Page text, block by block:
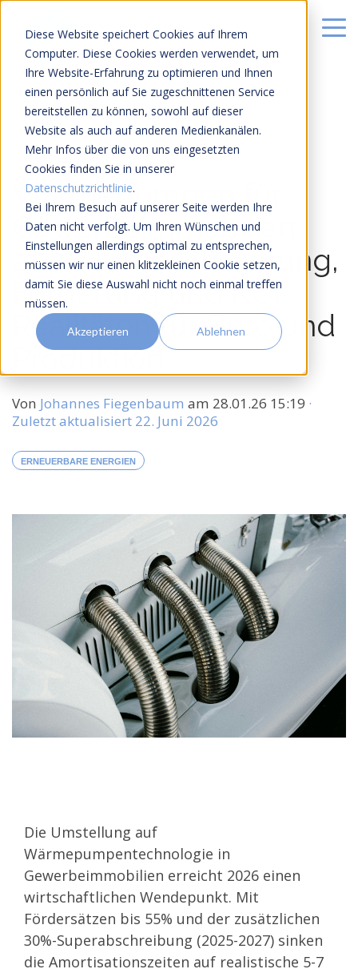
Diese Website speichert Cookies auf Ihrem
Computer. Diese Cookies werden verwendet, um
Ihre Website-Erfahrung zu optimieren und Ihnen
einen persönlich auf Sie zugeschnittenen Service
bereitstellen zu können, sowohl auf dieser
Website als auch auf anderen Medienkanälen.
Mehr Infos über die von uns eingesetzten
Cookies finden Sie in unserer
Datenschutzrichtlinie.
Bei Ihrem Besuch auf unserer Seite werden Ihre
Daten nicht verfolgt. Um Ihren Wünschen und
Einstellungen allerdings optimal zu entsprechen,
müssen wir nur einen klitzekleinen Cookie setzen,
damit Sie diese Auswahl nicht noch einmal treffen
müssen.
Akzeptieren Ablehnen
20 MIN LESEZEIT
Wärmepumpen für
Gewerbeimmobilien
2026: Dimensionierung,
Förderung und ROI-
Realitäten für Büro und
Produktion
Von Johannes Fiegenbaum am 28.01.26 15:19 ·
Zuletzt aktualisiert 22. Juni 2026
ERNEUERBARE ENERGIEN
Die Umstellung auf
Wärmepumpentechnologie in
Gewerbeimmobilien erreicht 2026 einen
wirtschaftlichen Wendepunkt. Mit
Fördersätzen bis 55% und der zusätzlichen
30%-Superabschreibung (2025-2027) sinken
die Amortisationszeiten auf realistische 5-7